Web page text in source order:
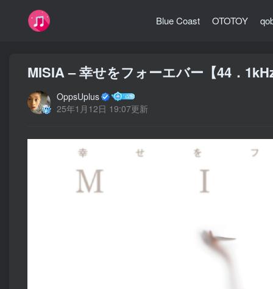
Blue Coast OTOTOY
MISIA – 幸せをフォーエバー【44．
OppsUplus
25年1月12日 19:07更新